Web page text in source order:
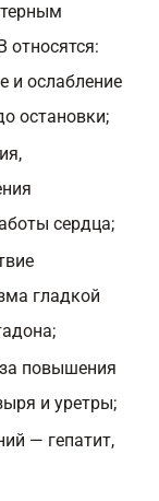
относятся:
и ослабление
остановки;
сердца;
гладкой
повышения
и уретры;
— гепатит,